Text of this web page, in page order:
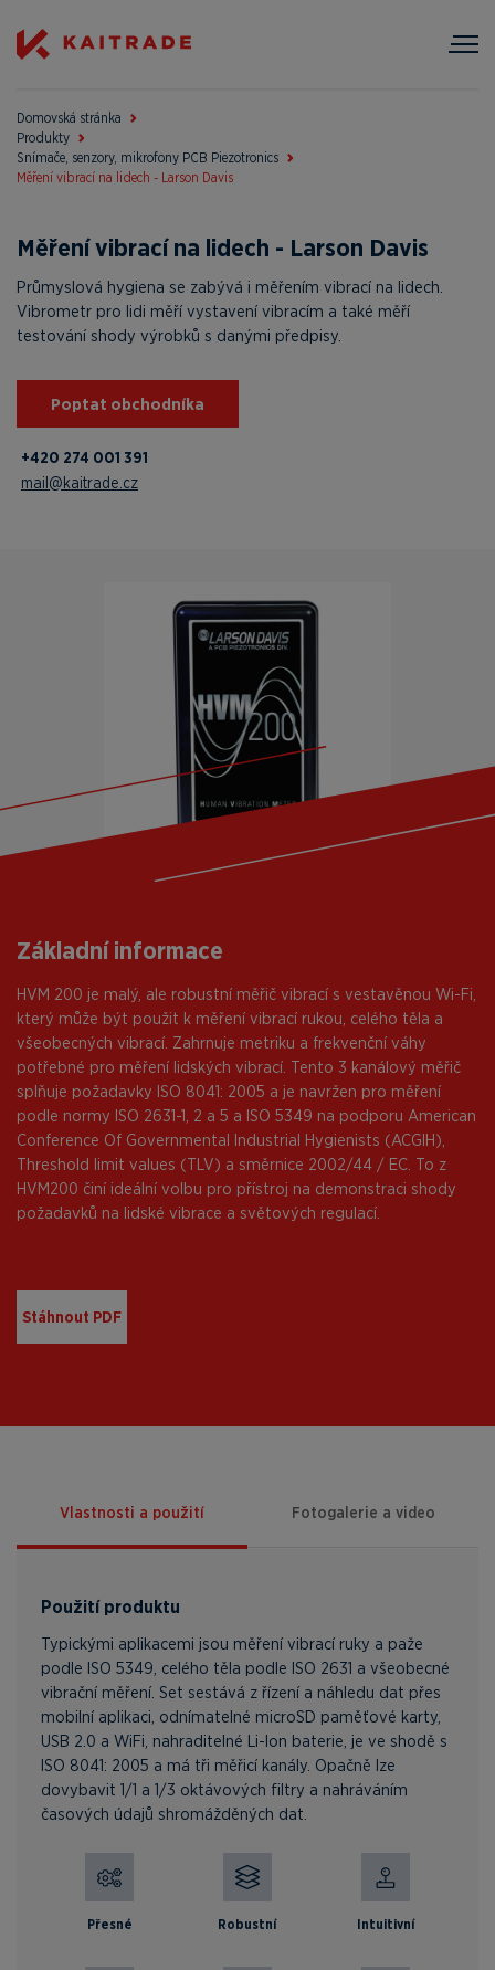
Domovská stránka
Produkty
Snímače, senzory, mikrofony PCB Piezotronics
Měření vibrací na lidech - Larson Davis
Měření vibrací na lidech - Larson Davis
Průmyslová hygiena se zabývá i měřením vibrací na lidech.
Vibrometr pro lidi měří vystavení vibracím a také měří
testování shody výrobků s danými předpisy.
Poptat obchodníka
+420 274 001 391
mail@kaitrade.cz
Základní informace
HVM 200 je malý, ale robustní měřič vibrací s vestavěnou Wi-Fi,
který může být použit k měření vibrací rukou, celého těla a
všeobecných vibrací. Zahrnuje metriku a frekvenční váhy
potřebné pro měření lidských vibrací. Tento 3 kanálový měřič
splňuje požadavky ISO 8041: 2005 a je navržen pro měření
podle normy ISO 2631-1, 2 a 5 a ISO 5349 na podporu American
Conference Of Governmental Industrial Hygienists (ACGIH),
Threshold limit values (TLV) a směrnice 2002/44 / EC. To z
HVM200 činí ideální volbu pro přístroj na demonstraci shody
požadavků na lidské vibrace a světových regulací.
Stáhnout PDF
Vlastnosti a použití Fotogalerie a video
Použití produktu
Typickými aplikacemi jsou měření vibrací ruky a paže
podle ISO 5349, celého těla podle ISO 2631 a všeobecné
vibrační měření. Set sestává z řízení a náhledu dat přes
mobilní aplikaci, odnímatelné microSD paměťové karty,
USB 2.0 a WiFi, nahraditelné Li-Ion baterie, je ve shodě s
ISO 8041: 2005 a má tři měřicí kanály. Opačně lze
dovybavit 1/1 a 1/3 oktávových filtry a nahráváním
časových údajů shromážděných dat.
Přesné Robustní Intuitivní